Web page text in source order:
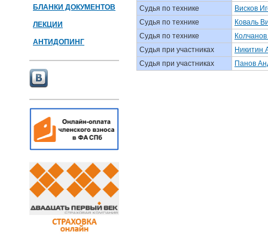
БЛАНКИ ДОКУМЕНТОВ
ЛЕКЦИИ
АНТИДОПИНГ
Судья по технике
Висков
Судья по технике
Коваль
Судья по технике
Судья при участниках
Никитин
Судья при участниках
Панов